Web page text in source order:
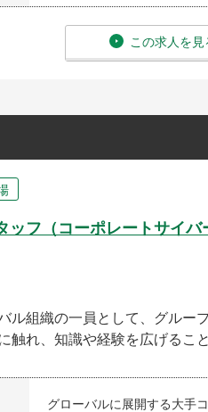
この求人を見
ッフ（コーポレートサイ
ル組織の一員として、グルー
触れ、知識や経験を広げるこ
グローバルに展開する大手